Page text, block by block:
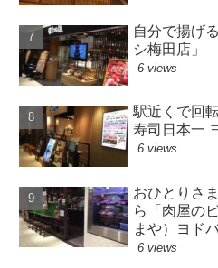
自分で揚げ
シ梅田店」
6 views
駅近くで回
寿司日本一
6 views
おひとりさ
ら「肉屋の
まや）ヨド
6 views